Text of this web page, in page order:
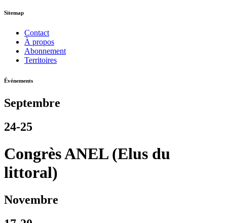
Sitemap
Contact
À propos
Abonnement
Territoires
Événements
Septembre
24-25
Congrès ANEL (Elus du
littoral)
Novembre